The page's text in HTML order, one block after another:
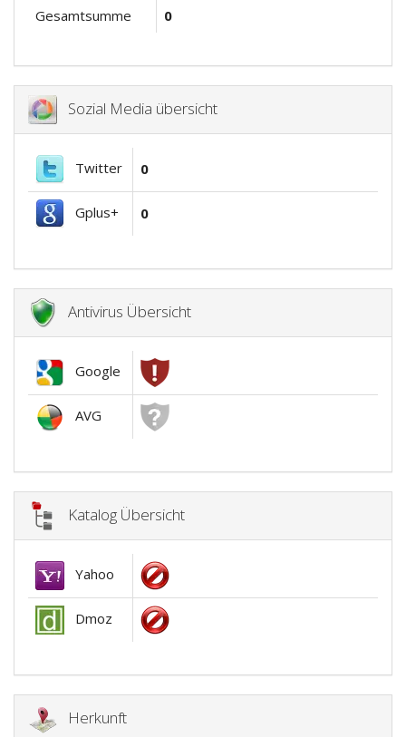
Gesamtsumme
0
Sozial Media übersicht
Twitter 0
Gplus+ 0
Antivirus Übersicht
Google
AVG
Katalog Übersicht
Yahoo
Dmoz
Herkunft